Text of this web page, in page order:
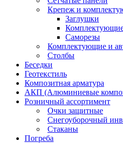
Крепеж и
Заглушки
Комплектующие
Саморезы
Комплектующие и
Столбы
Беседки
Геотекстиль
Композитная арматура
АКП (Алюминиевые
Розничный ассортимент
Очки защитные
Снегоуборочный
Стаканы
Погреба